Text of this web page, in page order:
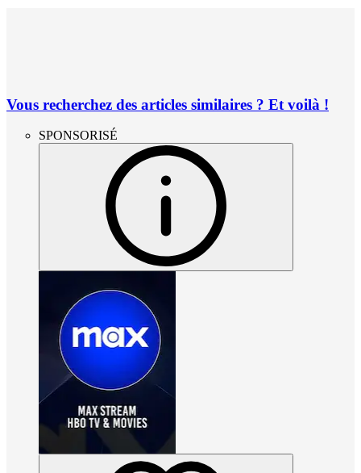
Vous recherchez des articles similaires ? Et voilà !
SPONSORISÉ